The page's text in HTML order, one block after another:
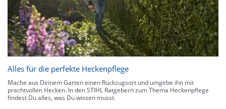
Alles für die perfekte Heckenpflege
Mache aus Deinem Garten einen Rückzugsort und umgebe ihn mit
prachtvollen Hecken. In den STIHL Ratgebern zum Thema Heckenpflege
findest Du alles, was Du wissen musst.